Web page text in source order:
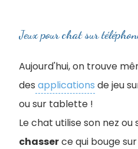
Jeux pour chat sur
Aujourd'hui, on trouve
des applications de jeu
ou sur tablette !
Le chat utilise son nez
chasserce qui bouge